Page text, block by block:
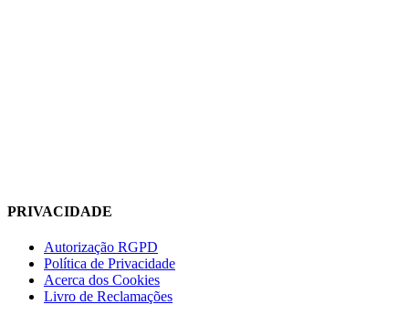
PRIVACIDADE
Autorização RGPD
Política de Privacidade
Acerca dos Cookies
Livro de Reclamações